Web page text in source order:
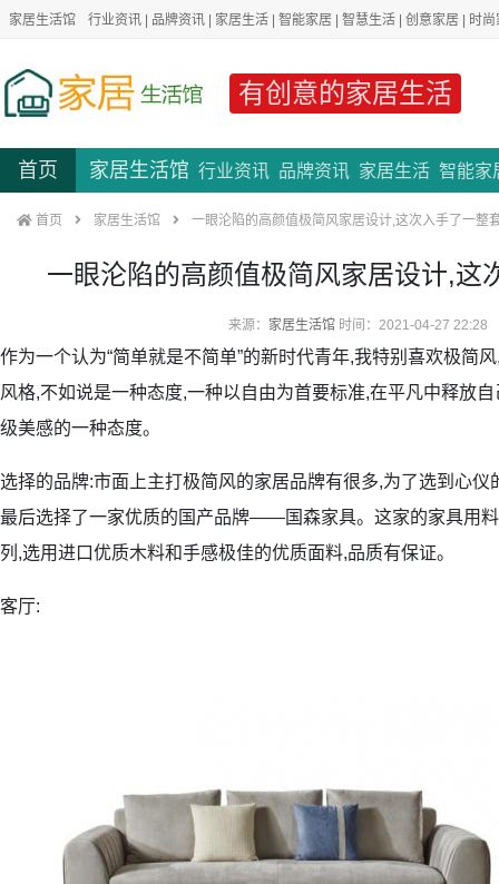
家居生活馆 行业资讯 | 品牌资讯 | 家居生活 | 智能家居 | 智慧生活 | 创意家居 | 时
有创意的家居生活
首页 家居生活馆 行业资讯 品牌资讯 家居生活 智能家
首页 家居生活馆 一眼沦陷的高颜值极简风家居设计,这次入手了一整
一眼沦陷的高颜值极简风家居设计,这
来源： 家居生活馆时间：2021-04-27 22:28
作为一个认为“简单就是不简单”的新时代青年,我特别喜欢极简
风格,不如说是一种态度,一种以自由为首要标准,在平凡中释放
级美感的一种态度。
选择的品牌:市面上主打极简风的家居品牌有很多,为了选到心仪
最后选择了一家优质的国产品牌——国森家具。这家的家具用
列,选用进口优质木料和手感极佳的优质面料,品质有保证。
客厅: